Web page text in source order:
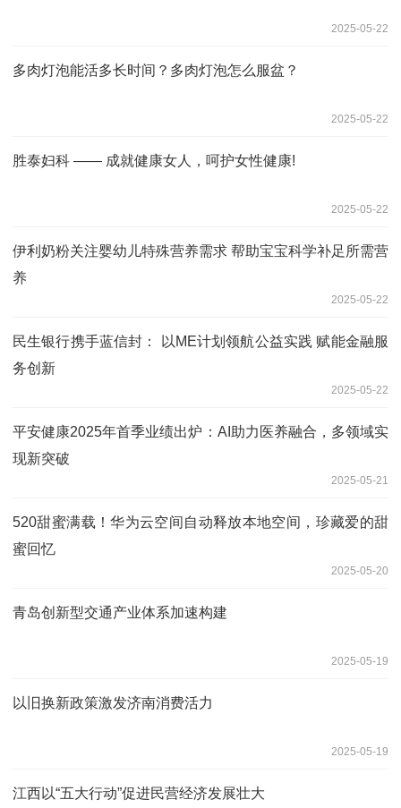
2025-05-22
多肉灯泡能活多长时间？多肉灯泡怎么服盆？
2025-05-22
胜泰妇科 —— 成就健康女人，呵护女性健康!‌
2025-05-22
伊利奶粉关注婴幼儿特殊营养需求 帮助宝宝科学补足所需营
养
2025-05-22
民生银行携手蓝信封： 以ME计划领航公益实践 赋能金融服
务创新
2025-05-22
平安健康2025年首季业绩出炉：AI助力医养融合，多领域实
现新突破
2025-05-21
520甜蜜满载！华为云空间自动释放本地空间，珍藏爱的甜
蜜回忆
2025-05-20
青岛创新型交通产业体系加速构建
2025-05-19
以旧换新政策激发济南消费活力
2025-05-19
江西以“五大行动”促进民营经济发展壮大